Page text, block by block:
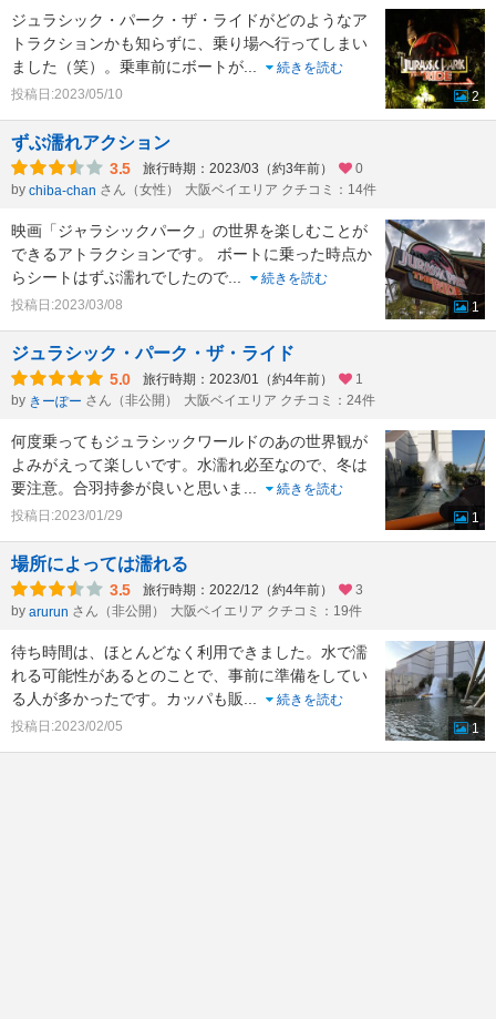
ジュラシック・パーク・ザ・ライドがどのようなア
トラクションかも知らずに、乗り場へ行ってしまい
ました（笑）。乗車前にボートが...
続きを読む
投稿日:2023/05/10
2
ずぶ濡れアクション
3.5 旅行時期：2023/03（約3年前）
0
by chiba-chan さん（女性） 大阪ベイエリア クチコミ：14件
映画「ジャラシックパーク」の世界を楽しむことが
できるアトラクションです。 ボートに乗った時点か
らシートはずぶ濡れでしたので...
続きを読む
投稿日:2023/03/08
1
ジュラシック・パーク・ザ・ライド
5.0 旅行時期：2023/01（約4年前）
1
by きーぽー さん（非公開） 大阪ベイエリア クチコミ：24件
何度乗ってもジュラシックワールドのあの世界観が
よみがえって楽しいです。水濡れ必至なので、冬は
要注意。合羽持参が良いと思いま ...
続きを読む
投稿日:2023/01/29
1
場所によっては濡れる
3.5 旅行時期：2022/12（約4年前）
3
by arurun さん（非公開） 大阪ベイエリア クチコミ：19件
待ち時間は、ほとんどなく利用できました。水で濡
れる可能性があるとのことで、事前に準備をしてい
る人が多かったです。カッパも販...
続きを読む
投稿日:2023/02/05
1